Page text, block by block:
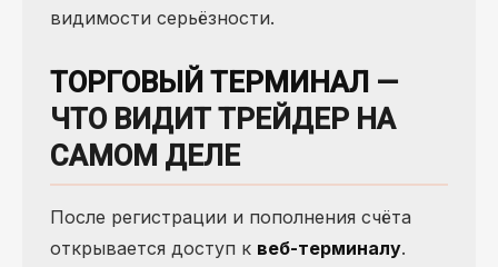
видимости серьёзности.
ТОРГОВЫЙ ТЕРМИНАЛ —
ЧТО ВИДИТ ТРЕЙДЕР НА
САМОМ ДЕЛЕ
После регистрации и пополнения счёта
открывается доступ к веб-терминалу.